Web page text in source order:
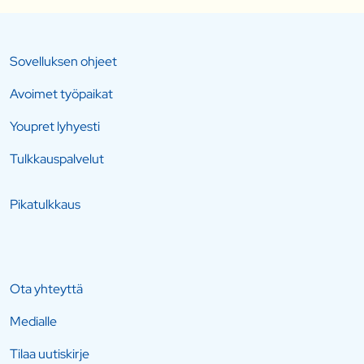
Sovelluksen ohjeet
Avoimet työpaikat
Youpret lyhyesti
Tulkkauspalvelut
Pikatulkkaus
Ota yhteyttä
Medialle
Tilaa uutiskirje